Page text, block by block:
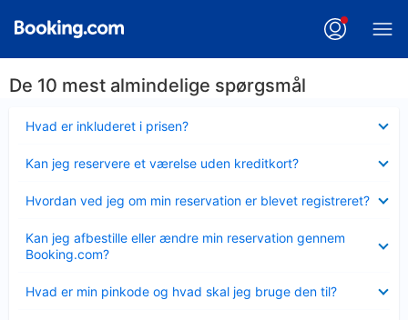
De 10 mest almindelige spørgsmål
Hvad er inkluderet i prisen?
Kan jeg reservere et værelse uden kreditkort?
Hvordan ved jeg om min reservation er blevet registreret?
Kan jeg afbestille eller ændre min reservation gennem
Booking.com?
Hvad er min pinkode og hvad skal jeg bruge den til?